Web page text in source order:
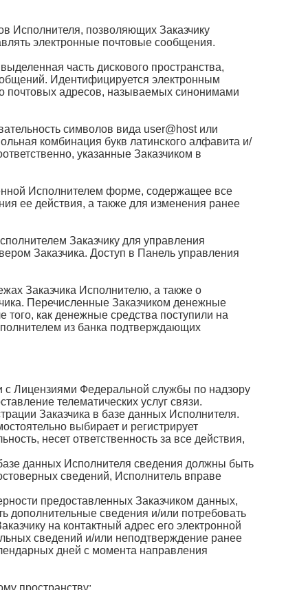
Исполнителя, позволяющих Заказчику
электронные почтовые сообщения.
часть дискового пространства,
Идентифицируется электронным
почтовых адресов, называемых синонимами
символов вида user@host или
комбинация букв латинского алфавита и/
указанные Заказчиком в
Исполнителем форме, содержащее все
ее действия, а также для изменения ранее
Заказчику для управления
Заказчика. Доступ в Панель управления
Заказчика Исполнителю, а также о
Перечисленные Заказчиком денежные
того, как денежные средства поступили на
из банка подтверждающих
с Лицензиями Федеральной службы по надзору
телематических услуг связи.
Заказчика в базе данных Исполнителя.
выбирает и регистрирует
несет ответственность за все действия,
данных Исполнителя сведения должны быть
сведений, Исполнитель вправе
предоставленных Заказчиком данных,
дополнительные сведения и/или потребовать
на контактный адрес его электронной
сведений и/или неподтверждение ранее
дней с момента направления
пространству;